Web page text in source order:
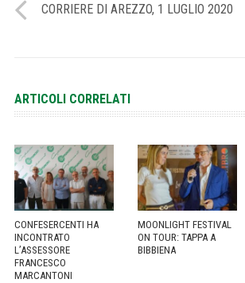
CORRIERE DI AREZZO, 1 LUGLIO 2020
ARTICOLI CORRELATI
CONFESERCENTI HA
INCONTRATO
L’ASSESSORE
FRANCESCO
MARCANTONI
MOONLIGHT FESTIVAL
ON TOUR: TAPPA A
BIBBIENA